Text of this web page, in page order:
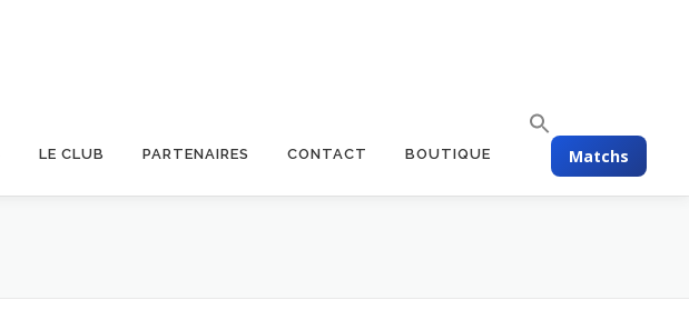
LE CLUB PARTENAIRES CONTACT BOUTIQUE Matchs